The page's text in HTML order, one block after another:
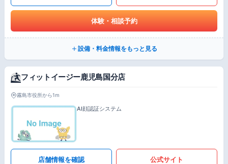
体験・相談予約
設備・料金情報をもっと見る
フィットイージー鹿児島国分店
霧島市役所から1m
AI顔認証システム
店舗情報を確認 公式サイト